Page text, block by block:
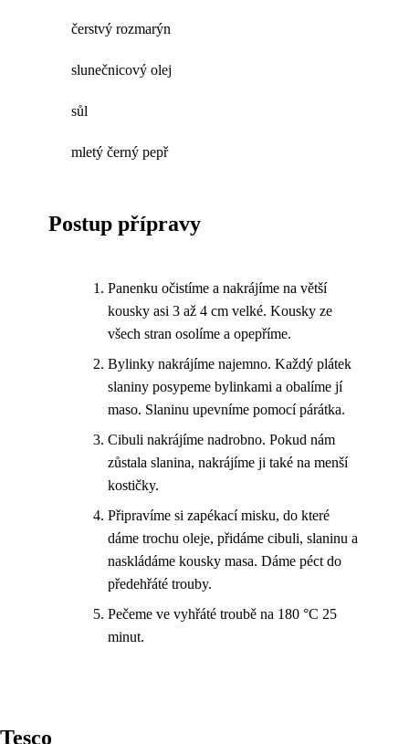
čerstvý rozmarýn
slunečnicový olej
sůl
mletý černý pepř
Postup přípravy
Panenku očistíme a nakrájíme na větší
kousky asi 3 až 4 cm velké. Kousky ze
všech stran osolíme a opepříme.
Bylinky nakrájíme najemno. Každý plátek
slaniny posypeme bylinkami a obalíme jí
maso. Slaninu upevníme pomocí párátka.
Cibuli nakrájíme nadrobno. Pokud nám
zůstala slanina, nakrájíme ji také na menší
kostičky.
Připravíme si zapékací misku, do které
dáme trochu oleje, přidáme cibuli, slaninu a
naskládáme kousky masa. Dáme péct do
předehřáté trouby.
Pečeme ve vyhřáté troubě na 180 °C 25
minut.
Tesco